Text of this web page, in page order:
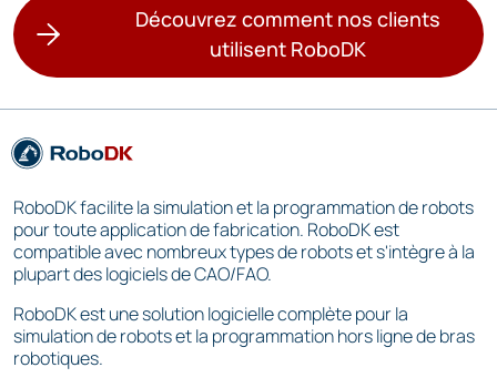
Découvrez comment nos clients
utilisent RoboDK
RoboDK facilite la simulation et la programmation de robots
pour toute application de fabrication. RoboDK est
compatible avec nombreux types de robots et s'intègre à la
plupart des logiciels de CAO/FAO.
RoboDK est une solution logicielle complète pour la
simulation de robots et la programmation hors ligne de bras
robotiques.